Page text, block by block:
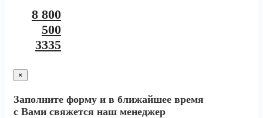
8 800
500
3335
×
Заполните форму и в ближайшее время
с Вами свяжется наш менеджер